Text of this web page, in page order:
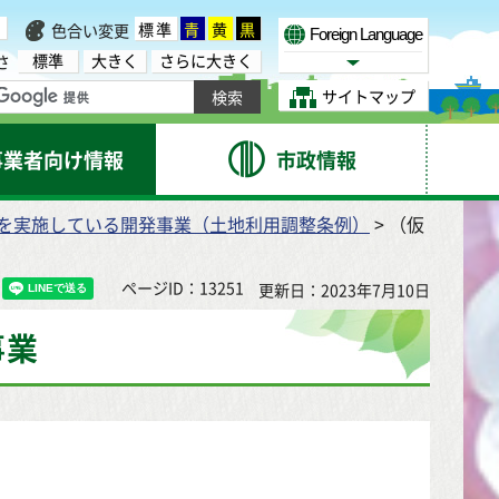
色合い変更 標準 青 黄 黒
標準 大きく さらに大きく
Foreign Language
Select Language
サイトマップ
者向け情報 市政情報
実施している開発事業（土地利用調整条例） > （仮
ページID：13251 更新日：2023年7月10日